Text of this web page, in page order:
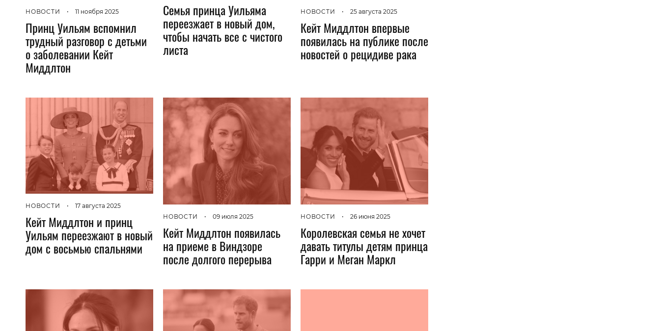
НОВОСТИ • 11 ноября 2025
Принц Уильям вспомнил
трудный разговор с детьми
о заболевании Кейт
Миддлтон
Семья принца Уильяма
переезжает в новый дом,
чтобы начать все с чистого
листа
НОВОСТИ • 25 августа 2025
Кейт Миддлтон впервые
появилась на публике после
новостей о рецидиве рака
НОВОСТИ • 17 августа 2025
Кейт Миддлтон и принц
Уильям переезжают в новый
дом с восьмью спальнями
НОВОСТИ • 09 июля 2025
Кейт Миддлтон появилась
на приеме в Виндзоре
после долгого перерыва
НОВОСТИ • 26 июня 2025
Королевская семья не хочет
давать титулы детям принца
Гарри и Меган Маркл